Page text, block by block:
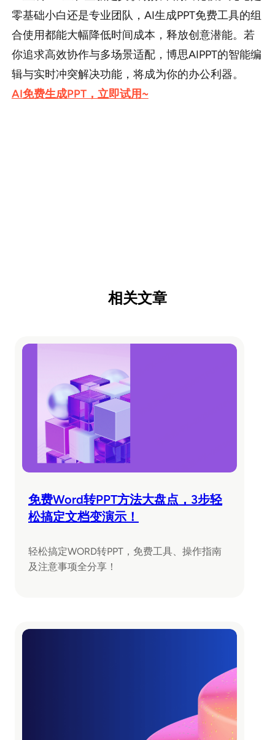
零基础小白还是专业团队，AI生成PPT免费工具的组
合使用都能大幅降低时间成本，释放创意潜能。若
你追求高效协作与多场景适配，博思AIPPT的智能编
辑与实时冲突解决功能，将成为你的办公利器。
AI免费生成PPT，立即试用~
相关文章
免费Word转PPT方法大盘点，3步轻
松搞定文档变演示！
轻松搞定WORD转PPT，免费工具、操作指南
及注意事项全分享！